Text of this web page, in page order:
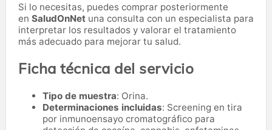
Si lo necesitas, puedes comprar posteriormente
en SaludOnNet una consulta con un especialista para
interpretar los resultados y valorar el tratamiento
más adecuado para mejorar tu salud.
Ficha técnica del servicio
Tipo de muestra: Orina.
Determinaciones incluidas: Screening en tira
por inmunoensayo cromatográfico para